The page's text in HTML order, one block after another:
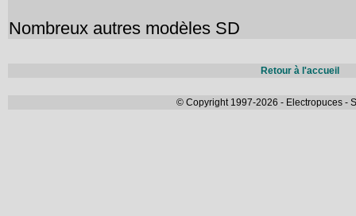
Nombreux autres modèles SD
Retour à l'accueil
© Copyright 1997-2026 - Electropuces -